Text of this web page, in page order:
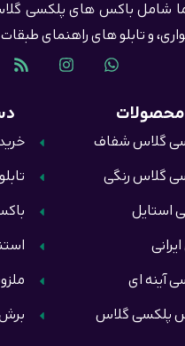
شامل باکس های پلکسی
و تابلو های راهنمای
محصولات
گلاس شفاف
گلاس رنگی
استایل
آینه ای
پلکسی گلاس